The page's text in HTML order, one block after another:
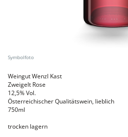
Selchwaren
Schinken
Putenschinken
Fische
Fisch
Konserven
Weingut Wenzl Kast
Zweigelt Rose
12,5% Vol.
Österreichischer Qualitätswein, lieblich
750ml
trocken lagern